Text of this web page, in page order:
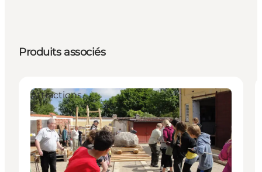
Produits associés
Attractions